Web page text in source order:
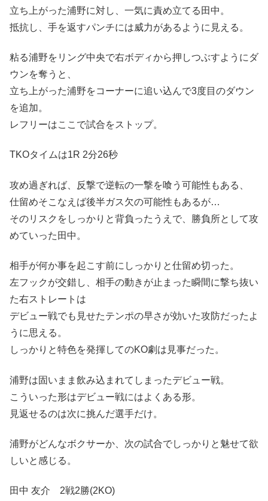
立ち上がった浦野に対し、一気に責め立てる田中。
抵抗し、手を返すパンチには威力があるように見える。
粘る浦野をリング中央で右ボディから押しつぶすようにダ
ウンを奪うと、
立ち上がった浦野をコーナーに追い込んで3度目のダウン
を追加。
レフリーはここで試合をストップ。
TKOタイムは1R 2分26秒
攻め過ぎれば、反撃で逆転の一撃を喰う可能性もある、
仕留めそこなえば後半ガス欠の可能性もあるが…
そのリスクをしっかりと背負ったうえで、勝負所として攻
めていった田中。
相手が何か事を起こす前にしっかりと仕留め切った。
左フックが交錯し、相手の動きが止まった瞬間に撃ち抜い
た右ストレートは
デビュー戦でも見せたテンポの早さが効いた攻防だったよ
うに思える。
しっかりと特色を発揮してのKO劇は見事だった。
浦野は固いまま飲み込まれてしまったデビュー戦。
こういった形はデビュー戦にはよくある形。
見返せるのは次に挑んだ選手だけ。
浦野がどんなボクサーか、次の試合でしっかりと魅せて欲
しいと感じる。
田中 友介 2戦2勝(2KO)